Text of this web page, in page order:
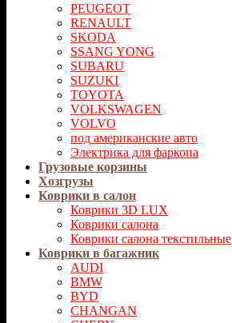
PEUGEOT
RENAULT
SKODA
SSANG YONG
SUBARU
SUZUKI
TOYOTA
VOLKSWAGEN
VOLVO
под американские авто
Электрика для фаркопа
Грузовые корзины
Хозгрузы
Коврики в салон
Коврики 3D LUX
Коврики салона
Коврики салона текстильные
Коврики в багажник
AUDI
BMW
BYD
CHANGAN